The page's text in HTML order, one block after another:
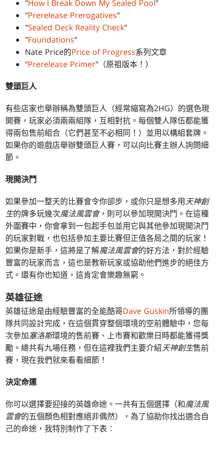
"How I Break Down My Sealed Pool "
"Prerelease Prerogatives"
"Sealed Deck Reality Check"
"Foundations"
Nate Price的Price of Progress系列文章
"Prerelease Primer"（原祖版本！）
雙頭巨人
有些店家也舉辦稱為雙頭巨人（經常縮寫為2HG）的選色現
開賽，玩家必須兩兩組隊，互相對抗。每個雙人隊伍都能獲
得兩包售前組合（它們甚至不必相同！）並用以構組套牌。
如果你的遊戲店舉辦雙頭巨人賽，可以向比賽主辦人詢問細
節。
現開決鬥
如果參加一整天的比賽會令你卻步，或你只是想多用天神創
生的牌多玩幾次魔法風雲會，則可以參加現開決鬥。在這種
外圍賽中，你會拿到一包起手包並用它與其他參加現開決鬥
的玩家對戰，也包括參加主要比賽但正值各局之間的玩家！
如果你是新手，這將是了解魔法風雲會的好方法，對於經驗
豐富的玩家而言，這也是教新玩家或協助他們進步的絕佳方
式。還有你也知道，這肯定會樂趣無窮。
英雄征途
英雄征途是由經驗豐富的全能酷哥Dave Guskin所領導的團
隊共同設計完成，在這個貫穿整個環境的空前體驗中，您每
次參加塞洛斯環境的售前賽、上市賽和歡樂日時都能獲得獎
勵。總共有九場任務，但在這裡我們主要介紹天神創生售前
賽，現在我們就來看看細節！
決定命運
你可以選擇要迎接的英雄命途。一共有五個選擇（和魔法風
雲會的五個顏色相對應絕非偶然），為了協助你找出適合自
己的命途，我特別制作了下表：